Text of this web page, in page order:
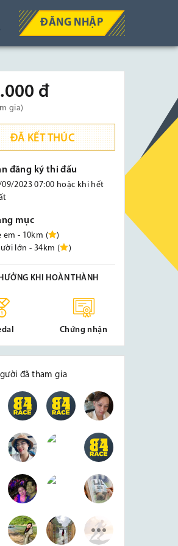
ĐĂNG NHẬP
đ
gia)
ĐÃ KẾT THÚC
đăng ký thi đấu
2023 07:00 hoặc khi hết
mục
em - 10km (
)
lớn - 34km (
)
KHI HOÀN THÀNH
Chứng nhận
đã tham gia